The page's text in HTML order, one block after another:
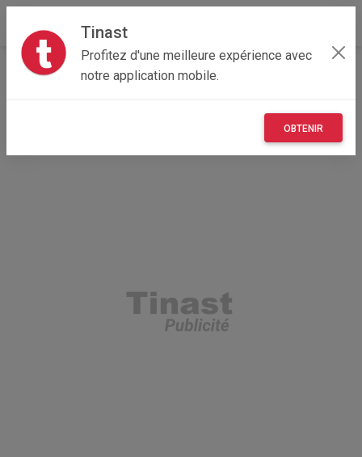
Tinast
Profitez d'une meilleure expérience avec
notre application mobile.
OBTENIR
Accueil Autres Bretagne
22 - Côtes-d'Armor